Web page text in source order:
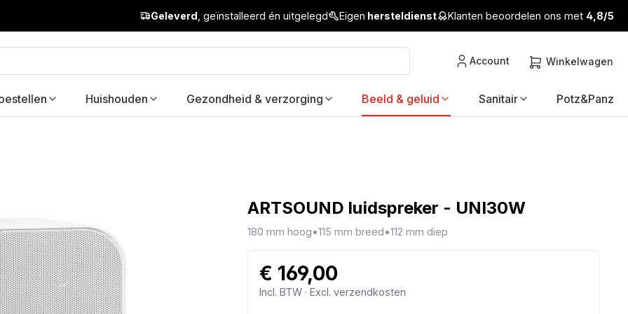
Geleverd , geïnstalleerd én uitgelegd Eigen hersteldienst Klanten beoordelen ons met 4,8/5
Account Winkelwagen
Huishouden Gezondheid & verzorging Beeld & geluid Sanitair Potz&Panz
ARTSOUND luidspreker - UNI30W
180 mm hoog•115 mm breed•112 mm diep
€ 169,00
Incl. BTW · Excl. verzendkosten